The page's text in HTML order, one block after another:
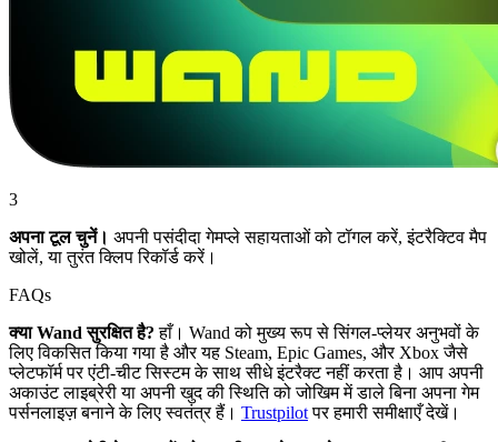
3
अपना टूल चुनें। अपनी पसंदीदा गेमप्ले सहायताओं को टॉगल करें, इंटरैक्टिव मैप
खोलें, या तुरंत क्लिप रिकॉर्ड करें।
FAQs
क्या Wand सुरक्षित है? हाँ। Wand को मुख्य रूप से सिंगल-प्लेयर अनुभवों के
लिए विकसित किया गया है और यह Steam, Epic Games, और Xbox जैसे
प्लेटफॉर्म पर एंटी-चीट सिस्टम के साथ सीधे इंटरैक्ट नहीं करता है। आप अपनी
अकाउंट लाइब्रेरी या अपनी खुद की स्थिति को जोखिम में डाले बिना अपना गेम
पर्सनलाइज़ बनाने के लिए स्वतंत्र हैं। Trustpilotपर हमारी समीक्षाएँ देखें।